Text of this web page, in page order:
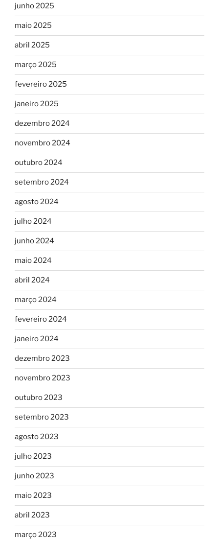
junho 2025
maio 2025
abril 2025
março 2025
fevereiro 2025
janeiro 2025
dezembro 2024
novembro 2024
outubro 2024
setembro 2024
agosto 2024
julho 2024
junho 2024
maio 2024
abril 2024
março 2024
fevereiro 2024
janeiro 2024
dezembro 2023
novembro 2023
outubro 2023
setembro 2023
agosto 2023
julho 2023
junho 2023
maio 2023
abril 2023
março 2023